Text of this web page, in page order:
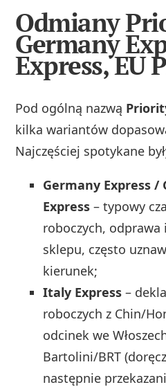
Odmiany
Germany
Express, EU
Pod ogólną nazwą
kilka wariantów
Najczęściej spotykane
Germany Express
Express – typowy
roboczych,
sklepu, często
kierunek;
Italy Express –
roboczych z Chin/
odcinek we
Bartolini/BRT
następnie